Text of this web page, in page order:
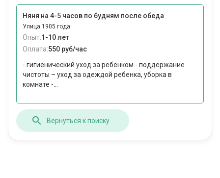
Няня на 4-5 часов по будням после обеда
Улица 1905 года
Опыт:1-10 лет
Оплата:550 руб/час
- гигиенический уход за ребенком - поддержание
чистоты – уход за одеждой ребенка, уборка в
комнате -...
Вернуться к поиску